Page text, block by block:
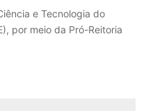
e Tecnologia do
por meio da Pró-Reitoria